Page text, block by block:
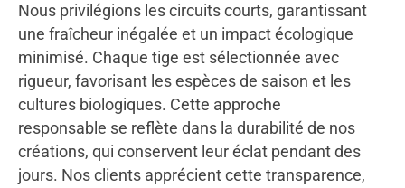
Nous privilégions les circuits courts, garantissant
une fraîcheur inégalée et un impact écologique
minimisé. Chaque tige est sélectionnée avec
rigueur, favorisant les espèces de saison et les
cultures biologiques. Cette approche
responsable se reflète dans la durabilité de nos
créations, qui conservent leur éclat pendant des
jours. Nos clients apprécient cette transparence,